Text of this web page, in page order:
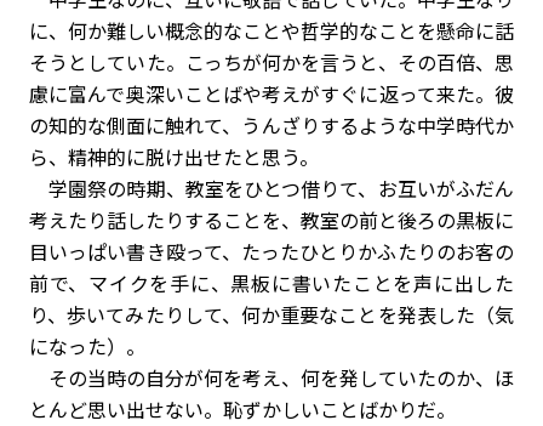
に、何か難しい概念的なことや哲学的なことを懸命に話
そうとしていた。こっちが何かを言うと、その百倍、思
慮に富んで奥深いことばや考えがすぐに返って来た。彼
の知的な側面に触れて、うんざりするような中学時代か
ら、精神的に脱け出せたと思う。
学園祭の時期、教室をひとつ借りて、お互いがふだん
考えたり話したりすることを、教室の前と後ろの黒板に
目いっぱい書き殴って、たったひとりかふたりのお客の
前で、マイクを手に、黒板に書いたことを声に出した
り、歩いてみたりして、何か重要なことを発表した（気
になった）。
その当時の自分が何を考え、何を発していたのか、ほ
とんど思い出せない。恥ずかしいことばかりだ。